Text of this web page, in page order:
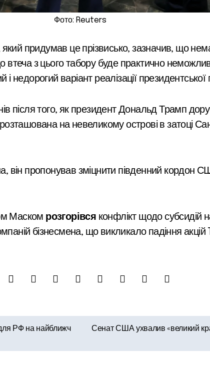
Фото: Reuters
придумав це прізвисько, зазначив, що
з цього табору буде практично
недорогий варіант реалізації
після того, як президент Дональд Трамп
на невеликому острові в затоці
він пропонував зміцнити південний
Маском розгорівся конфлікт щодо субсидій
бізнесмена, що викликало падіння акцій
РФ на найближч
Сенат США ухвалив «великий